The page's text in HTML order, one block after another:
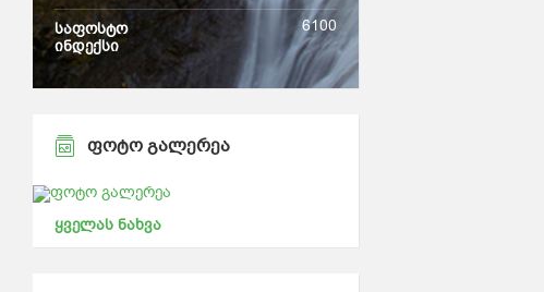
საფოსტო
ინდექსი
6100
ᲤᲝᲢᲝ ᲒᲐᲚᲔᲠᲔᲐ
ყველას ნახვა